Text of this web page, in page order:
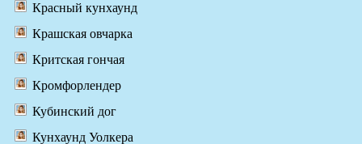
Красный кунхаунд
Крашская овчарка
Критская гончая
Кромфорлендер
Кубинский дог
Кунхаунд Уолкера